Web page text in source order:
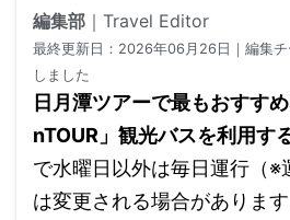
編集部 ｜ Travel Editor
最終更新日： 2026年06月26日 ｜編集
しました
日月潭ツアーで最もおすす
nTOUR」観光バスを利用す
で水曜日以外は毎日運行（※
は変更される場合がありま